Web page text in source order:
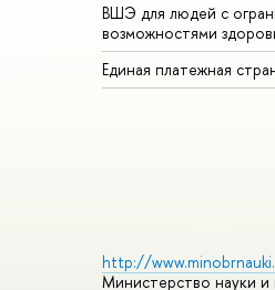
ВШЭ для людей с
возможностями
Единая платежная
http://
Министерство науки и